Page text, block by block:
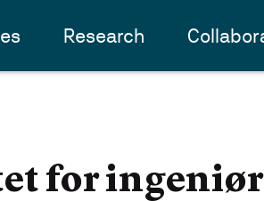
Research
for